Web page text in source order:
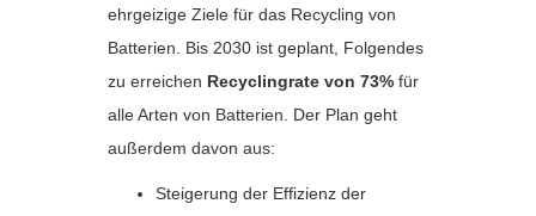
ehrgeizige Ziele für das Recycling von
Batterien. Bis 2030 ist geplant, Folgendes
zu erreichen Recyclingrate von 73%für
alle Arten von Batterien. Der Plan geht
außerdem davon aus:
Steigerung der Effizienz der